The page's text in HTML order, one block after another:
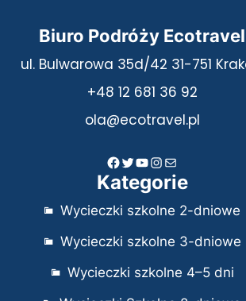
Biuro Podróży Ecotravel
ul. Bulwarowa 35d/42 31-751
+48 12 681 36 92
ola@ecotravel.pl
Facebook Twitter YouTube InstagramMail
Kategorie
Wycieczki szkolne 2-dniowe
Wycieczki szkolne 3-dniowe
Wycieczki szkolne 4–5 dni